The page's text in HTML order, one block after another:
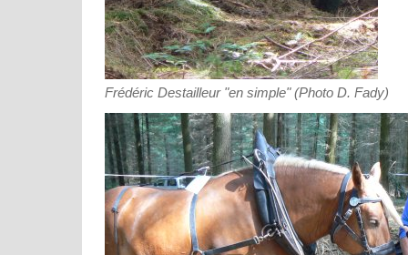
Frédéric Destailleur "en simple" (Photo D. Fady)